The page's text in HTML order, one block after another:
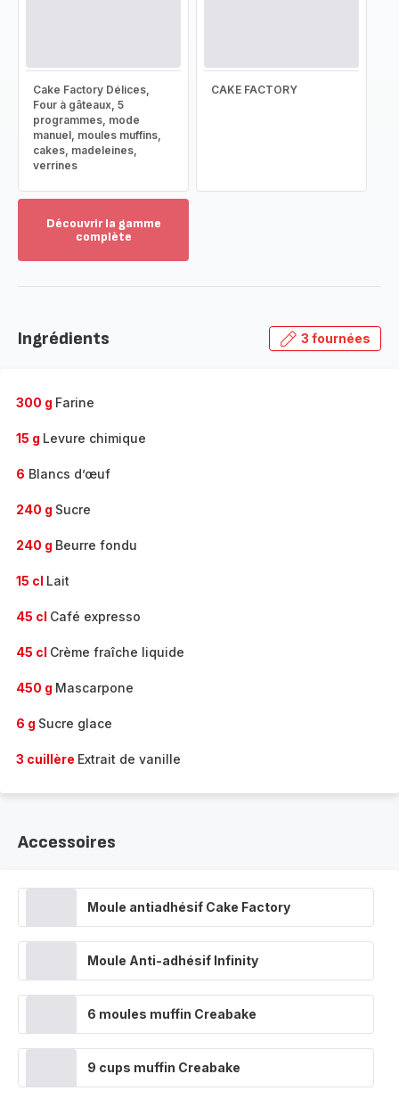
Cake Factory Délices,
Four à gâteaux, 5
programmes, mode
manuel, moules muffins,
cakes, madeleines,
verrines
CAKE FACTORY
Découvrir la gamme
complète
gamme
Ingrédients 3 fournées
300 g Farine
15 g Levure chimique
6 Blancs d’œuf
240 g Sucre
240 g Beurre fondu
15 cl Lait
45 cl Café expresso
45 cl Crème fraîche liquide
450 g Mascarpone
6 g Sucre glace
3 cuillère Extrait de vanille
Accessoires
Moule antiadhésif Cake Factory
Moule Anti-adhésif Infinity
6 moules muffin Creabake
9 cups muffin Creabake